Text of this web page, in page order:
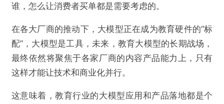
谁，怎么让消费者买单都是需要考虑的。
在各大厂商的推动下，大模型正在成为教育硬件的“标
配”，大模型是工具，未来，教育大模型的长期战场，
最终依然将聚焦于各家厂商的内容产品能力上，只有
这样才能让技术和商业化并行。
这意味着，教育行业的大模型应用和产品落地都是个